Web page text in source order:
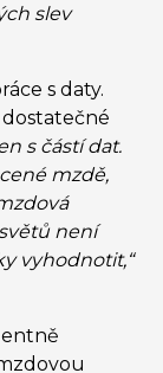
slev
s daty.
s částí dat.
mzdě,
není
vyhodnotit,“